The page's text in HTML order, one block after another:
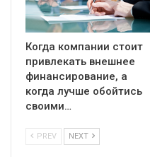
Когда компании стоит
привлекать внешнее
финансирование, а
когда лучше обойтись
своими…
PREV NEXT